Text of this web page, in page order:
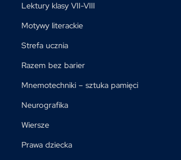
Lektury klasy VII-VIII
Motywy literackie
Strefa ucznia
Razem bez barier
Mnemotechniki – sztuka pamięci
Neurografika
Wiersze
Prawa dziecka